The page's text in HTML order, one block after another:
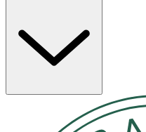
tandborsten och börja
gånger om dagen. För
OK för gravida och